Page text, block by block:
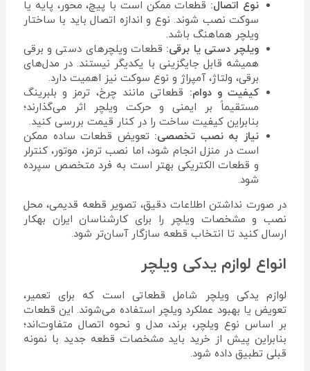
نوع اتصال: قطعات ممکن است با پیچ، محور، پایه یا
سوکت نصب شوند. نوع و اندازه اتصال باید با ساختار
ویلچر هماهنگ باشد.
ویلچر دستی یا برقی: قطعات ویلچرهای دستی و برقی
همیشه قابل جایگزینی با یکدیگر نیستند. در مدل‌های
برقی، ولتاژ، آمپراژ و نوع سوکت نیز اهمیت دارد.
کیفیت و دوام: قطعاتی مانند چرخ، ترمز و بلبرینگ
مستقیماً بر ایمنی و حرکت ویلچر اثر می‌گذارند؛
بنابراین کیفیت ساخت را در کنار قیمت بررسی کنید.
نیاز به نصب تخصصی: تعویض قطعات ساده ممکن
است در منزل انجام شود، اما نصب ترمز، موتور، کنترلر
و قطعات الکتریکی بهتر است به فرد متخصص سپرده
شود.
در صورت نداشتن اطلاعات دقیق، تصویر قطعه قدیمی، محل
نصب و مشخصات ویلچر را برای کارشناسان ایران بهکار
ارسال کنید تا انتخاب قطعه سازگار آسان‌تر شود.
انواع لوازم یدکی ویلچر
لوازم یدکی ویلچر شامل قطعاتی است که برای تعمیر،
تعویض یا بهبود عملکرد ویلچر استفاده می‌شوند. این قطعات
بر اساس نوع ویلچر، برند، مدل و نحوه اتصال متفاوت‌اند؛
بنابراین پیش از خرید باید مشخصات قطعه جدید با نمونه
قبلی تطبیق داده شود.